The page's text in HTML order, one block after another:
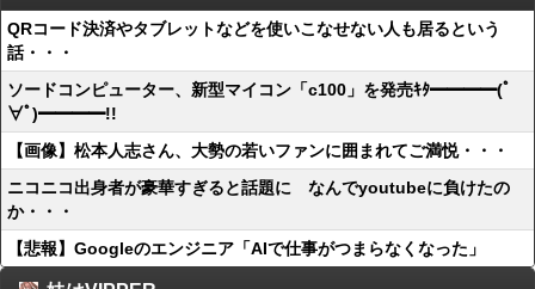
QRコード決済やタブレットなどを使いこなせない人も居るという
話・・・
ソードコンピューター、新型マイコン「c100」を発売ｷﾀ━━━━(ﾟ
∀ﾟ)━━━━!!
【画像】松本人志さん、大勢の若いファンに囲まれてご満悦・・・
ニコニコ出身者が豪華すぎると話題に なんでyoutubeに負けたの
か・・・
【悲報】Googleのエンジニア「AIで仕事がつまらなくなった」